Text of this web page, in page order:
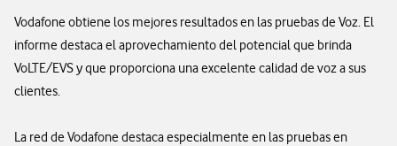
Vodafone obtiene los mejores resultados en las pruebas de Voz. El
informe destaca el aprovechamiento del potencial que brinda
VoLTE/EVS y que proporciona una excelente calidad de voz a sus
clientes.
La red de Vodafone destaca especialmente en las pruebas en